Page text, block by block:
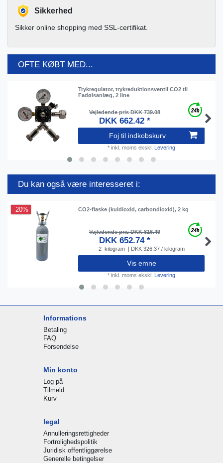
Sikkerhed
Sikker online shopping med SSL-certifikat.
OFTE KØBT MED...
Trykregulator, trykreduktionsventil CO2 til
Fadølsanlæg, 2 line
Vejledende pris DKK 739.08
DKK 662.42 *
Foj til indkobskurv
* inkl. moms ekskl. Levering
Du kan også være interesseret i:
-20% CO2-flaske (kuldioxid, carbondioxid), 2 kg
Vejledende pris DKK 816.49
DKK 652.74 *
2 kilogram | DKK 326.37 / kilogram
Vis emne
* inkl. moms ekskl. Levering
Informations
Betaling
FAQ
Forsendelse
Min konto
Log på
Tilmeld
Kurv
legal
Annulleringsrettigheder
Fortrolighedspolitik
Juridisk offentliggørelse
Generelle betingelser